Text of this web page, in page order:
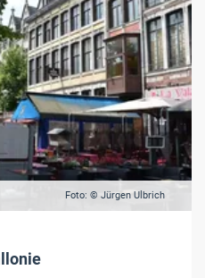
Foto: © Jürgen Ulbrich